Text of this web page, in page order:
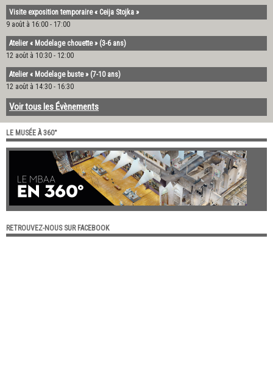
Visite exposition temporaire « Ceija Stojka »
9 août à 16:00 - 17:00
Atelier « Modelage chouette » (3-6 ans)
12 août à 10:30 - 12:00
Atelier « Modelage buste » (7-10 ans)
12 août à 14:30 - 16:30
Voir tous les Évènements
LE MUSÉE À 360°
RETROUVEZ-NOUS SUR FACEBOOK